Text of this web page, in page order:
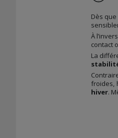
Dès
À
contact
La
froides,
hiver.